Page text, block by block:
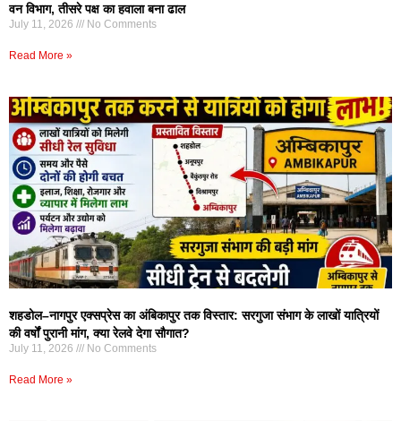
वन विभाग, तीसरे पक्ष का हवाला बना ढाल
July 11, 2026 No Comments
Read More »
शहडोल–नागपुर एक्सप्रेस का अंबिकापुर तक विस्तार: सरगुजा संभाग के लाखों यात्रियों
की वर्षों पुरानी मांग, क्या रेलवे देगा सौगात?
July 11, 2026 No Comments
Read More »